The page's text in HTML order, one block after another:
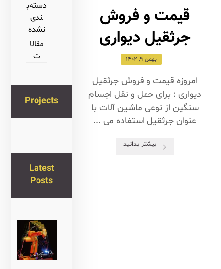
قیمت و فروش
جرثقیل دیواری
بهمن ۹, ۱۴۰۲
امروزه قیمت و فروش جرثقیل
دیواری : برای حمل و نقل اجسام
سنگین از نوعی ماشین آلات با
عنوان جرثقیل استفاده می ...
بیشتر بدانید
دسته‌ب
ندی
نشده
مقالا
ت
Projects
Latest
Posts